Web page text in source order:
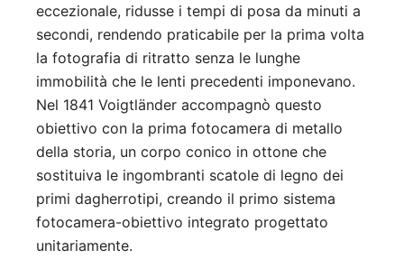
eccezionale, ridusse i tempi di posa da minuti a
secondi, rendendo praticabile per la prima volta
la fotografia di ritratto senza le lunghe
immobilità che le lenti precedenti imponevano.
Nel 1841 Voigtländer accompagnò questo
obiettivo con la prima fotocamera di metallo
della storia, un corpo conico in ottone che
sostituiva le ingombranti scatole di legno dei
primi dagherrotipi, creando il primo sistema
fotocamera-obiettivo integrato progettato
unitariamente.